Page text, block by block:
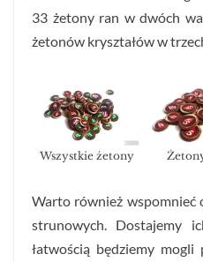
33 żetony ran w dwóch
żetonów kryształów w
Wszystkie żetony
Warto również wspomnieć
strunowych. Dostajemy
łatwością będziemy